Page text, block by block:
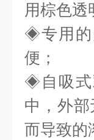
用棕色透
◈专用
便；
◈ 自吸
中，外
而导致的